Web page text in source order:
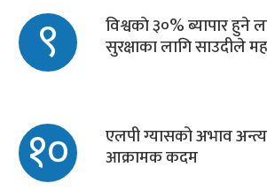
९ विश्वकाे ३०% ब्यापार हुने
सुरक्षाका लागि साउदीले
१० एलपी ग्यासको अभाव
आक्रामक कदम